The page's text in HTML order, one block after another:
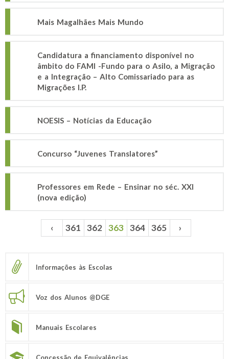
Mais Magalhães Mais Mundo
Candidatura a financiamento disponível no
âmbito do FAMI -Fundo para o Asilo, a Migração
e a Integração – Alto Comissariado para as
Migrações I.P.
NOESIS – Notícias da Educação
Concurso “Juvenes Translatores”
Professores em Rede – Ensinar no séc. XXI
(nova edição)
Páginas ‹ 361 362 363 364 365 ›
Informações às Escolas
Voz dos Alunos @DGE
Manuais Escolares
Concessão de Equivalências